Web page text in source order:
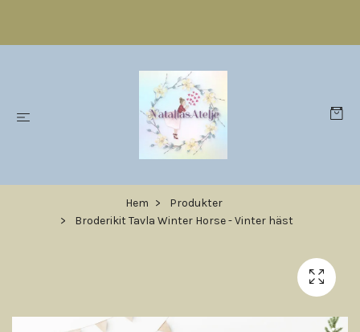
Hem
Produkter
Broderikit Tavla Winter Horse - Vinter häst